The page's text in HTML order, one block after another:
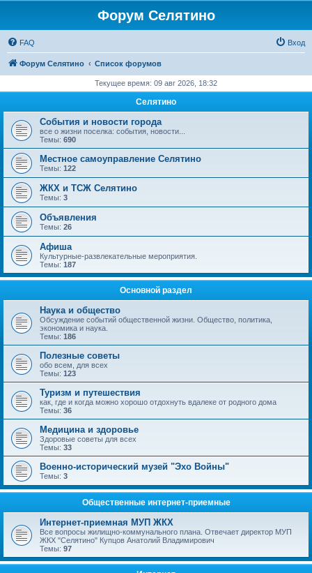
Форум Селятино
FAQ Вход
Форум Селятино Список форумов
Текущее время: 09 авг 2026, 18:32
Селятино
События и новости города
все о жизни поселка: события, новости...
Темы: 690
Местное самоуправление Селятино
Темы: 122
ЖКХ и ТСЖ Селятино
Темы: 3
Объявления
Темы: 26
Афиша
Культурные-развлекательные мероприятия.
Темы: 187
Основной раздел
Наука и общество
Обсуждение событий общественной жизни. Общество, политика,
экономика и наука.
Темы: 186
Полезные советы
обо всем, для всех
Темы: 123
Туризм и путешествия
как, где и когда можно хорошо отдохнуть вдалеке от родного дома
Темы: 36
Медицина и здоровье
Здоровые советы для всех
Темы: 33
Военно-исторический музей "Эхо Войны"
Темы: 3
Общественные интернет-приемные
Интернет-приемная МУП ЖКХ
Все вопросы жилищно-коммунального плана. Отвечает директор МУП
ЖКХ "Селятино" Купцов Анатолий Владимирович
Темы: 97